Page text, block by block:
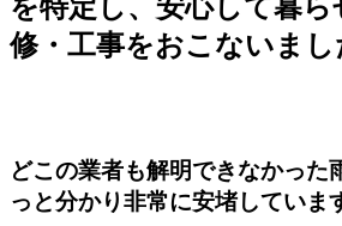
を特定し、安心して暮
修・工事をおこないまし
どこの業者も解明できなかった
っと分かり非常に安堵していま